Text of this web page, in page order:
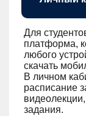
Для
платформа,
любого
скачать
В личном
расписание
задания.